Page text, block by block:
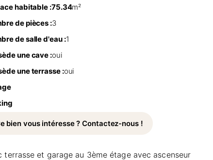
habitable :75.34m²
de pièces :3
de salle d'eau :1
une cave :oui
une terrasse :oui
bien vous intéresse ? Contactez-nous !
et garage au 3ème étage avec ascenseur